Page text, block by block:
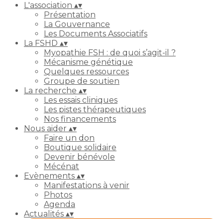
L'association ▴▾
Présentation
La Gouvernance
Les Documents Associatifs
La FSHD ▴▾
Myopathie FSH : de quoi s’agit-il ?
Mécanisme génétique
Quelques ressources
Groupe de soutien
La recherche ▴▾
Les essais cliniques
Les pistes thérapeutiques
Nos financements
Nous aider ▴▾
Faire un don
Boutique solidaire
Devenir bénévole
Mécénat
Evènements ▴▾
Manifestations à venir
Photos
Agenda
Actualités ▴▾